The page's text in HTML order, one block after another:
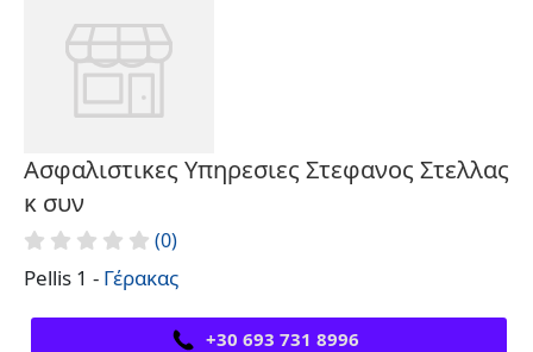
Ασφαλιστικες Υπηρεσιες Στεφανος Στελλας
κ συν
(0)
Pellis 1 - Γέρακας
+30 693 731 8996